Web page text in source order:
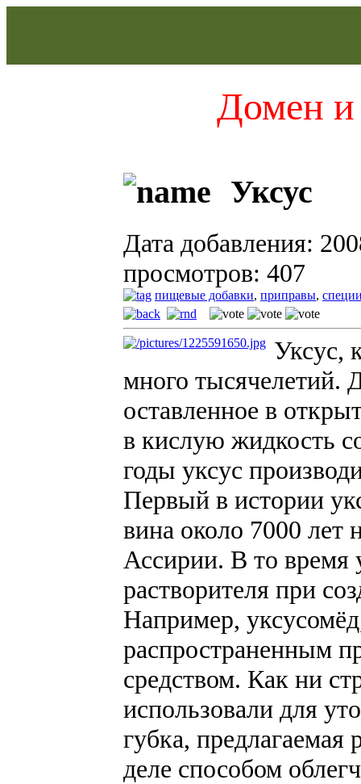
Домен и
Уксус
Дата добавления:
просмотров: 407
пищевые добавки, приправы,
Уксус,
много тысячелетий.
оставленное в
в кислую жидкость
годы уксус
Первый в истории
вина около 7000 лет
Ассирии. В то время
растворителя при
Например,
распространенным
средством. Как ни
использовали для
губка,
деле способом